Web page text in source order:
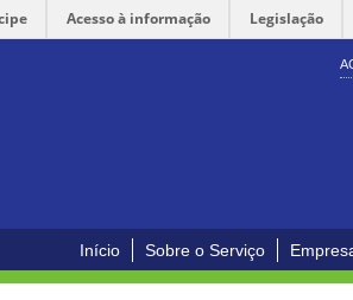
Acesso à informação Legislação
Início Sobre o Serviço